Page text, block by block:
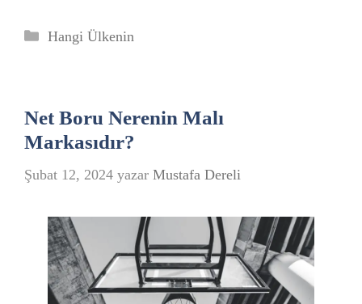
Kategoriler
Hangi Ülkenin
Net Boru Nerenin Malı
Markasıdır?
Şubat 12, 2024 yazar Mustafa Dereli